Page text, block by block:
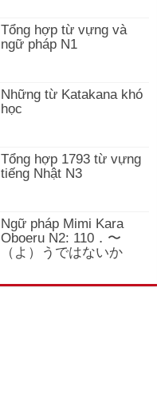
Tổng hợp từ vựng và
ngữ pháp N1
Những từ Katakana khó
học
Tổng hợp 1793 từ vựng
tiếng Nhật N3
Ngữ pháp Mimi Kara
Oboeru N2: 110．〜
（よ）うではないか